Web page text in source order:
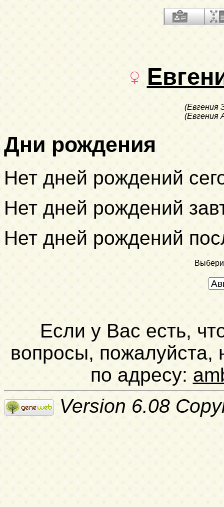
(Евгения
(Евгения
Дни рождения
Нет дней рождений
Нет дней рождений
Нет дней рождений
Если у Вас есть,
вопросы, пожалуйста,
по адресу:
Version 6.08